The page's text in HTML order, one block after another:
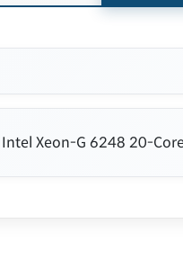
Intel Xeon-G 6248 20-